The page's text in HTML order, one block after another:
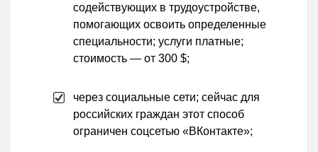
содействующих в трудоустройстве,
помогающих освоить определенные
специальности; услуги платные;
стоимость — от 300 $;
через социальные сети; сейчас для
российских граждан этот способ
ограничен соцсетью «ВКонтакте»;